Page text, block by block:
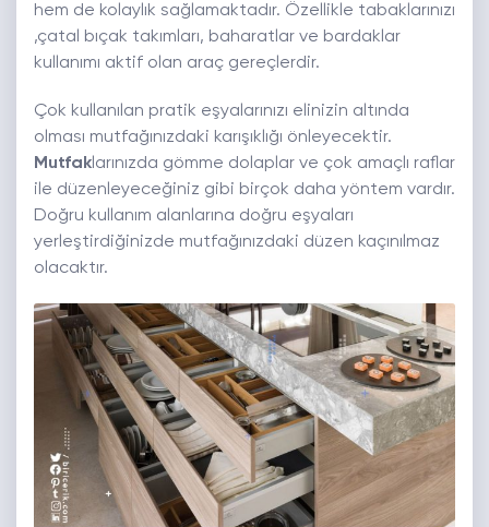
hem de kolaylık sağlamaktadır. Özellikle tabaklarınızı
,çatal bıçak takımları, baharatlar ve bardaklar
kullanımı aktif olan araç gereçlerdir.
Çok kullanılan pratik eşyalarınızı elinizin altında
olması mutfağınızdaki karışıklığı önleyecektir.
Mutfak larınızda gömme dolaplar ve çok amaçlı raflar
ile düzenleyeceğiniz gibi birçok daha yöntem vardır.
Doğru kullanım alanlarına doğru eşyaları
yerleştirdiğinizde mutfağınızdaki düzen kaçınılmaz
olacaktır.